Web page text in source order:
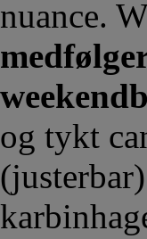
nuance.
og tykt